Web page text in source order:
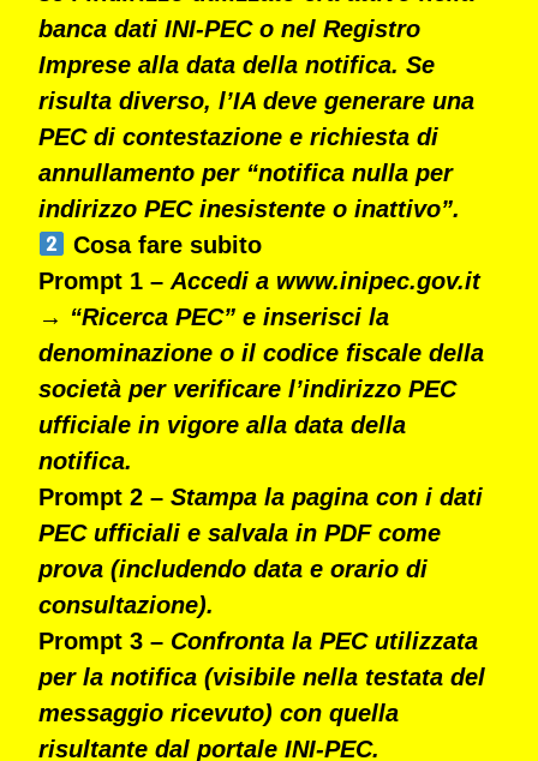
banca dati INI-PEC o nel Registro
Imprese alla data della notifica. Se
risulta diverso, l’IA deve generare una
PEC di contestazione e richiesta di
annullamento per “notifica nulla per
indirizzo PEC inesistente o inattivo”.
Cosa fare subito
Prompt 1 – Accedi a www.inipec.gov.it
→ “Ricerca PEC” e inserisci la
denominazione o il codice fiscale della
società per verificare l’indirizzo PEC
ufficiale in vigore alla data della
notifica.
Prompt 2 – Stampa la pagina con i dati
PEC ufficiali e salvala in PDF come
prova (includendo data e orario di
consultazione).
Prompt 3 – Confronta la PEC utilizzata
per la notifica (visibile nella testata del
messaggio ricevuto) con quella
risultante dal portale INI-PEC.